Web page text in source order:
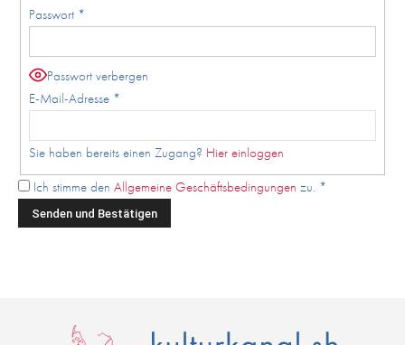
Passwort *
Passwort verbergen
E-Mail-Adresse *
Sie haben bereits einen Zugang? Hier einloggen
Ich stimme den Allgemeine Geschäftsbedingungen zu. *